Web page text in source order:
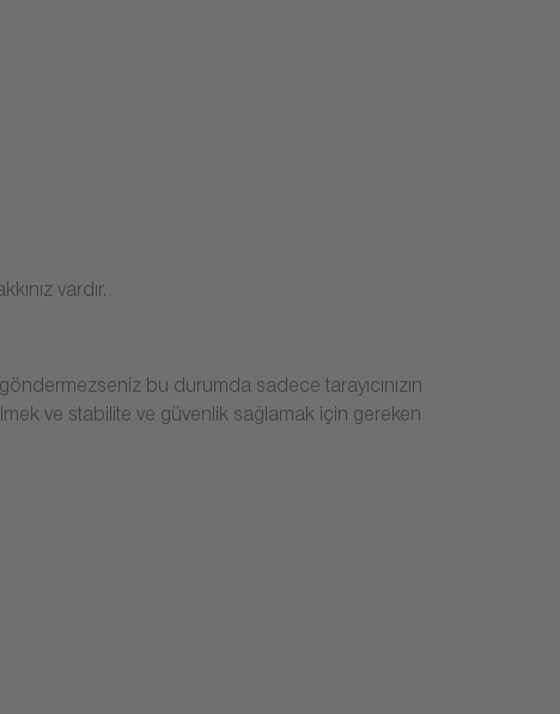
vardır.
bu durumda sadece tarayıcınızın
ve stabilite ve güvenlik sağlamak için gereken